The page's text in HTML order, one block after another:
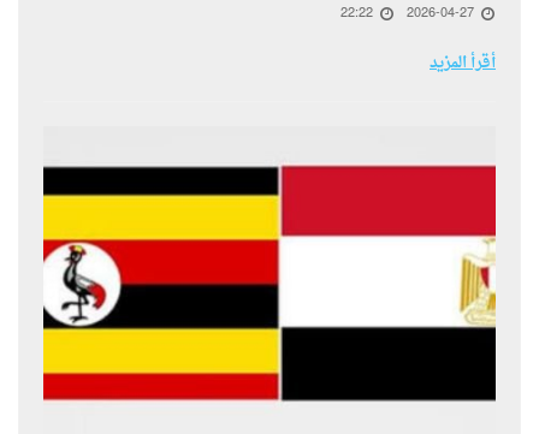
2026-04-27
22:22
أقرأ المزيد